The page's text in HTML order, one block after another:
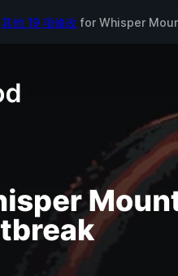
其他 19 项修改 for Whisper